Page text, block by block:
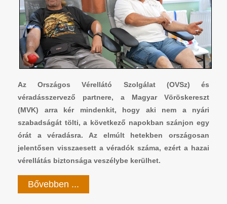
Az Országos Vérellátó Szolgálat (OVSz) és
véradásszervező partnere, a Magyar Vöröskereszt
(MVK) arra kér mindenkit, hogy aki nem a nyári
szabadságát tölti, a következő napokban szánjon egy
órát a véradásra. Az elmúlt hetekben országosan
jelentősen visszaesett a véradók száma, ezért a hazai
vérellátás biztonsága veszélybe kerülhet.
Bővebben ...